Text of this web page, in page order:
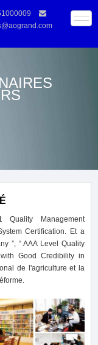
Management
Certification. Et a
”, “ AAA Level Quality
Good Credibility in
de l'agriculture et la